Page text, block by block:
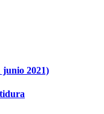
junio 2021)